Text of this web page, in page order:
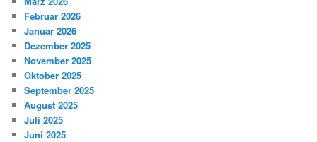
Februar 2026
Januar 2026
Dezember 2025
November 2025
Oktober 2025
September 2025
August 2025
Juli 2025
Juni 2025